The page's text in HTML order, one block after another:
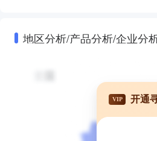
地区分析/产品分析/企业分
VIP 开通